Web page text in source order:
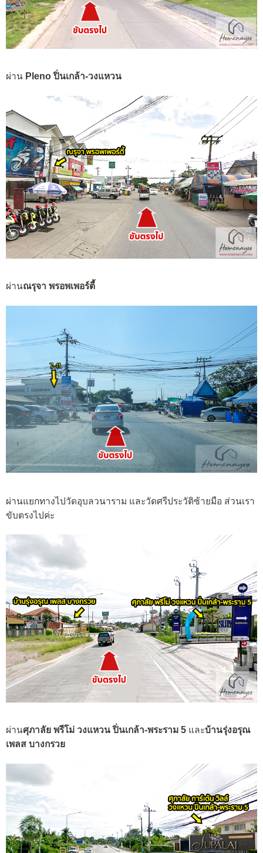
ผ่าน Pleno ปิ่นเกล้า-วงแหวน
ผ่านณรุจา พรอพเพอร์ตี้
ผ่านแยกทางไปวัดอุบลวนาราม และวัดศรีประวัติซ้ายมือ ส่วนเรา
ขับตรงไปค่ะ
ผ่านศุภาลัย พรีโม่ วงแหวน ปิ่นเกล้า-พระราม 5 และบ้านรุ่งอรุณ
เพลส บางกรวย